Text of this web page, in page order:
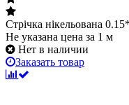
Стрічка нікельована
Не указана цена за 1 м
Нет в наличии
Заказать товар